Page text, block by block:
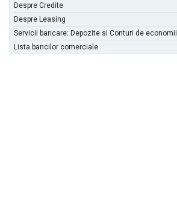
Despre Credite
Despre Leasing
Servicii bancare: Depozite si Conturi de economii
Lista bancilor comerciale